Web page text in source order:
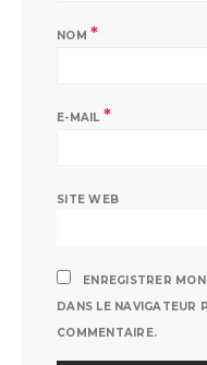
NOM *
E-MAIL *
SITE WEB
ENREGISTRER
DANS LE NAVIGATEUR
COMMENTAIRE.